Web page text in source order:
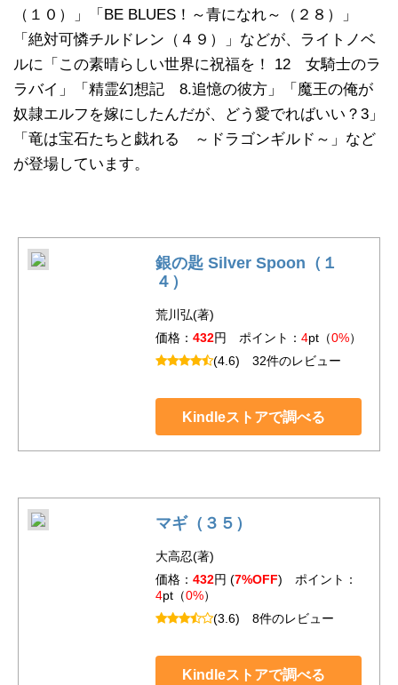
（１０）」「BE BLUES！～青になれ～（２８）」
「絶対可憐チルドレン（４９）」などが、ライトノベ
ルに「この素晴らしい世界に祝福を！ 12 女騎士のラ
ラバイ」「精霊幻想記 8.追憶の彼方」「魔王の俺が
奴隷エルフを嫁にしたんだが、どう愛でればいい？3」
「竜は宝石たちと戯れる ～ドラゴンギルド～」など
が登場しています。
銀の匙 Silver Spoon（１
４）
荒川弘(著)
価格： 432円 ポイント： 4pt（0%）
(4.6) 32件のレビュー
Kindleストアで調べる
マギ（３５）
大高忍(著)
価格： 432円 (7%OFF) ポイント：
4pt（0%）
(3.6) 8件のレビュー
Kindleストアで調べる